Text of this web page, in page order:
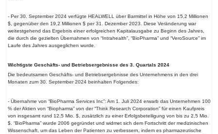
- Per 30. September 2024 verfügte HEALWELL über Barmittel in Höhe von 15,2 Millionen
$, gegenüber den 19,2 Millionen $ per 31. Dezember 2023. Diese Veränderung war
weitestgehend das Ergebnis einer erfolgreichen Kapitalausgabe zu Beginn des Jahres,
die durch die gezielten Übernahmen von “Intrahealth”, “BioPharma” und “VeroSource” im
Laufe des Jahres ausgeglichen wurde.
Wichtigste Geschäfts- und Betriebsergebnisse des 3. Quartals 2024
Die bedeutsamen Geschäfts- und Betriebsergebnisse des Unternehmens in den drei
Monaten zum 30. September 2024 beinhalten Folgendes:
- Übernahme von “BioPharma Services Inc”: Am 1. Juli 2024 erwarb das Unternehmen 100
% der Aktien von “Biopharma” von der “Think Research Corporation” für einen Kaufpreis
von insgesamt rund 12,5 Mio. $, zusätzlich zu einer Erfolgsbeteiligung von bis zu 2,5 Mio.
$. “BioPharma” wurde 2006 gegründet und widmet sich dem Fortschritt der medizinischen
Wissenschaft, um das Leben der Patienten zu verbessern, indem es pharmazeutische